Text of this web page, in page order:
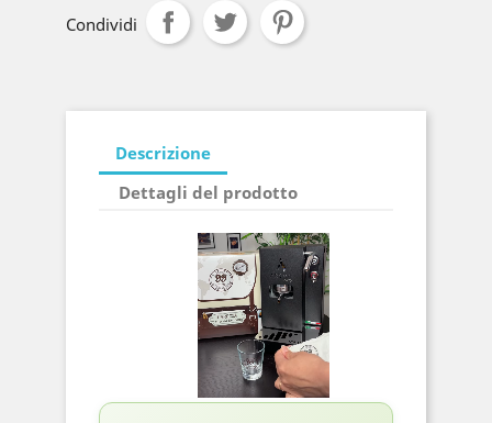
Condividi
Descrizione
Dettagli del prodotto